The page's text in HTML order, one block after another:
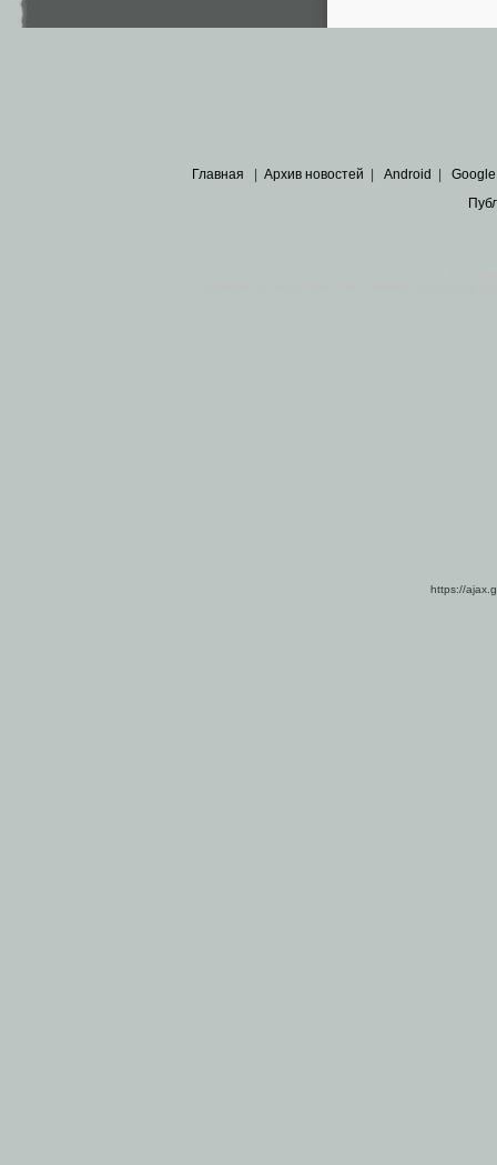
Главная Архив новостей Android Google
https://